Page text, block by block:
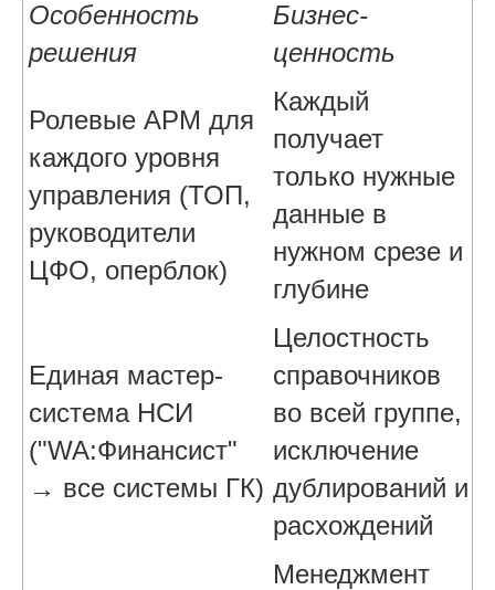
Особенность
решения
Бизнес-
ценность
Ролевые АРМ для
каждого уровня
управления (ТОП,
руководители
ЦФО, оперблок)
Каждый
получает
только нужные
данные в
нужном срезе и
глубине
Единая мастер-
система НСИ
("WA:Финансист"
→ все системы ГК)
Целостность
справочников
во всей группе,
исключение
дублирований и
расхождений
Менеджмент